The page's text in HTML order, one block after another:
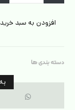
افزودن به سبد خرید
دسته بندی ها